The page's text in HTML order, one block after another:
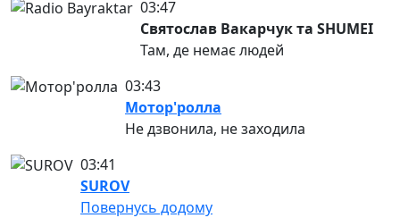
03:47
Святослав Вакарчук та SHUMEI
Там, де немає людей
03:43
Мотор'ролла
Не дзвонила, не заходила
03:41
SUROV
Повернусь додому